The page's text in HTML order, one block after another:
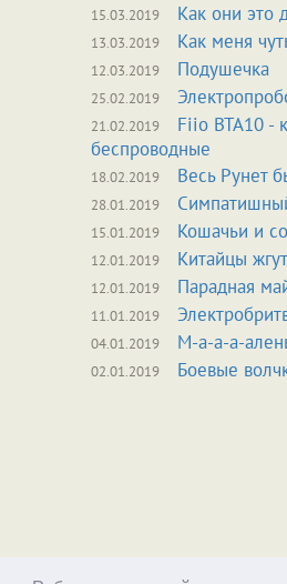
15.03.2019 Как они это
13.03.2019 Как меня
12.03.2019 Подушечка
25.02.2019
21.02.2019
Fiio BTA10 -
беспроводные
18.02.2019 Весь Рунет
28.01.2019
15.01.2019 Кошачьи и
12.01.2019 Китайцы жгут
12.01.2019 Парадная
11.01.2019
04.01.2019 М-а-а-а-
02.01.2019 Боевые